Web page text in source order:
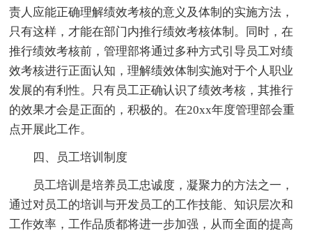
责人应能正确理解绩效考核的意义及体制的实施方法，
只有这样，才能在部门内推行绩效考核体制。同时，在
推行绩效考核前，管理部将通过多种方式引导员工对绩
效考核进行正面认知，理解绩效体制实施对于个人职业
发展的有利性。只有员工正确认识了绩效考核，其推行
的效果才会是正面的，积极的。在20xx年度管理部会重
点开展此工作。
四、员工培训制度
员工培训是培养员工忠诚度，凝聚力的方法之一，
通过对员工的培训与开发员工的工作技能、知识层次和
工作效率，工作品质都将进一步加强，从而全面的提高